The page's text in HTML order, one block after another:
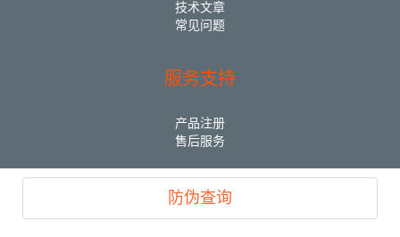
技术文章
常见问题
服务支持
产品注册
售后服务
防伪查询